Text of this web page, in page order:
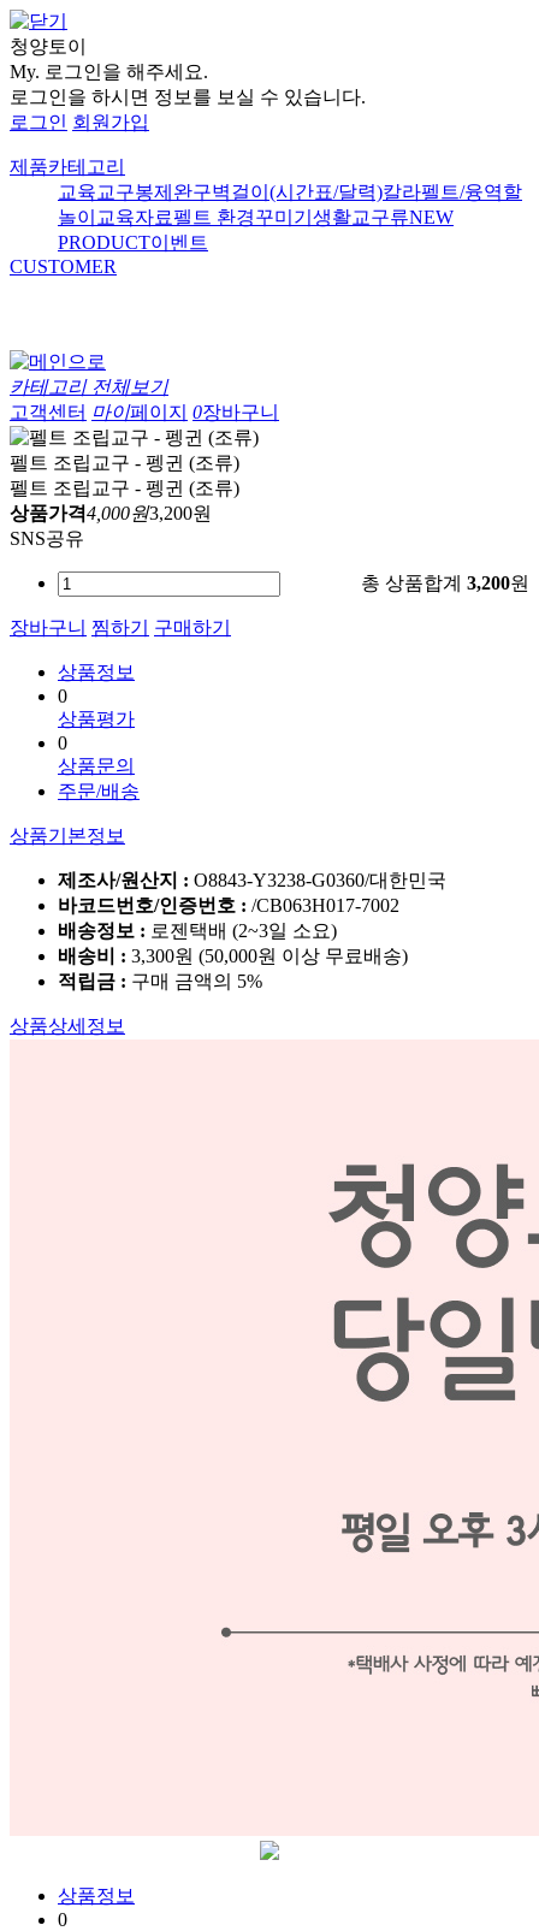
청양토이
My. 로그인을 해주세요.
로그인을 하시면 정보를 보실 수 있습니다.
로그인 회원가입
제품카테고리
교육교구봉제완구벽걸이(시간표/달력)칼라펠트/융역할
놀이 교육자료펠트 환경꾸미기 생활교구류NEW
PRODUCT이벤트
CUSTOMER
카테고리 전체보기
고객센터 마이페이지 0장바구니
펠트 조립교구 - 펭귄 (조류)
펠트 조립교구 - 펭귄 (조류)
상품가격4,000원3,200원
SNS공유
총 상품합계 3,200원
장바구니 찜하기 구매하기
상품정보
0
상품평가
0
상품문의
주문/배송
상품기본정보
제조사/원산지 : O8843-Y3238-G0360/대한민국
바코드번호/인증번호 : /CB063H017-7002
배송정보 : 로젠택배 (2~3일 소요)
배송비 : 3,300원 (50,000원 이상 무료배송)
적립금 : 구매 금액의 5%
상품상세정보
상품정보
0